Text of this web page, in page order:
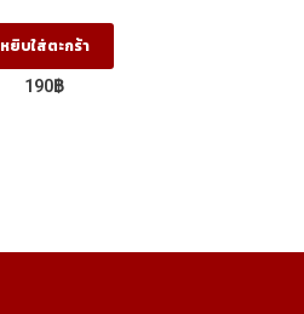
หยิบใส่ตะกร้า
190฿